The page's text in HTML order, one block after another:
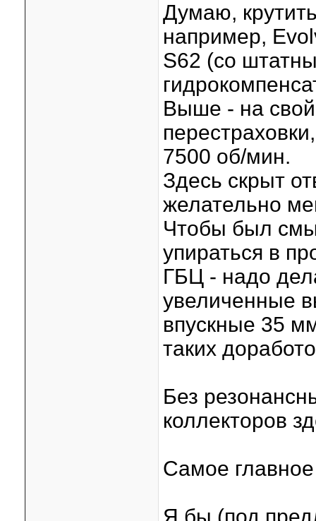
Думаю,
например,
S62 (со
Выше - на свой
7500 об/мин.
Здесь скрыт
желательно
Чтобы был
упираться в
ГБЦ - надо
увеличенные
впускные 35
таких
Без
коллекторов
Самое главное